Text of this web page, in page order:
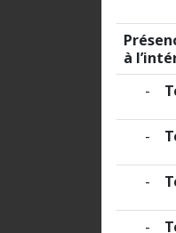
à
-
-
-
-